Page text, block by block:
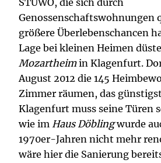
STUWO, die sich durch
Genossenschaftswohnungen
größere Überlebenschancen
Lage bei kleinen Heimen
Mozartheimin Klagenfurt.
August 2012 die 145
Zimmer räumen, das
Klagenfurt muss seine Türen
wie im Haus Döblingwurde
1970er-Jahren nicht mehr
wäre hier die Sanierung